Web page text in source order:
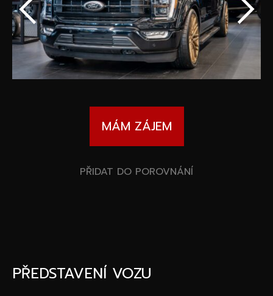
MÁM ZÁJEM
PŘIDAT DO POROVNÁNÍ
PŘEDSTAVENÍ VOZU